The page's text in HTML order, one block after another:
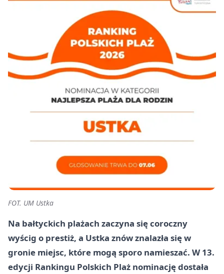
FOT. UM Ustka
Na bałtyckich plażach zaczyna się coroczny
wyścig o prestiż, a Ustka znów znalazła się w
gronie miejsc, które mogą sporo namieszać. W 13.
edycji Rankingu Polskich Plaż nominację dostała